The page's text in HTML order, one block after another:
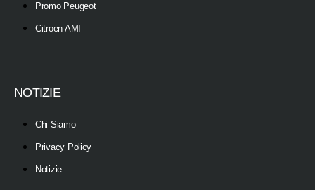
Promo Peugeot
Citroen AMI
NOTIZIE
Chi Siamo
Privacy Policy
Notizie